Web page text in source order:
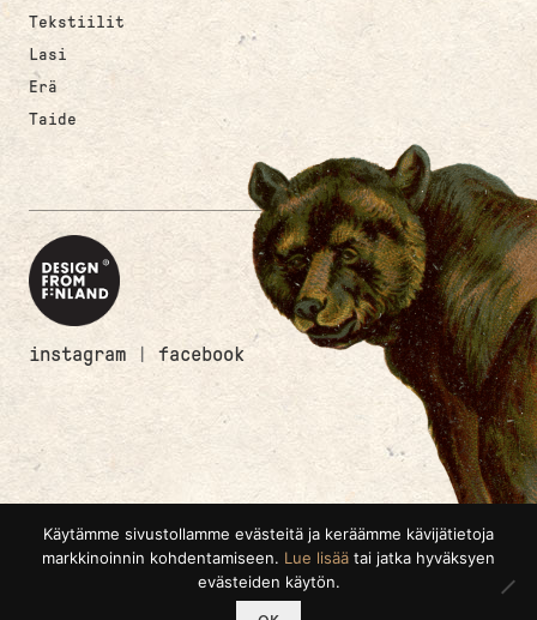
Tekstiilit
Lasi
Erä
Taide
instagram |facebook
Käytämme sivustollamme evästeitä ja keräämme kävijätietoja
markkinoinnin kohdentamiseen. Lue lisää tai jatka hyväksyen
evästeiden käytön.